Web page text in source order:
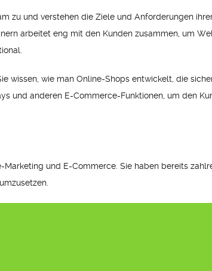
zu und verstehen die Ziele und Anforderungen
arbeitet eng mit den Kunden zusammen, um
wissen, wie man Online-Shops entwickelt, die
und anderen E-Commerce-Funktionen, um den
und E-Commerce. Sie haben bereits